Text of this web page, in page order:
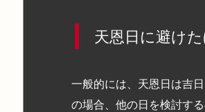
天恩日に避け
一般的には、天恩日は吉
の場合、他の日を検討する